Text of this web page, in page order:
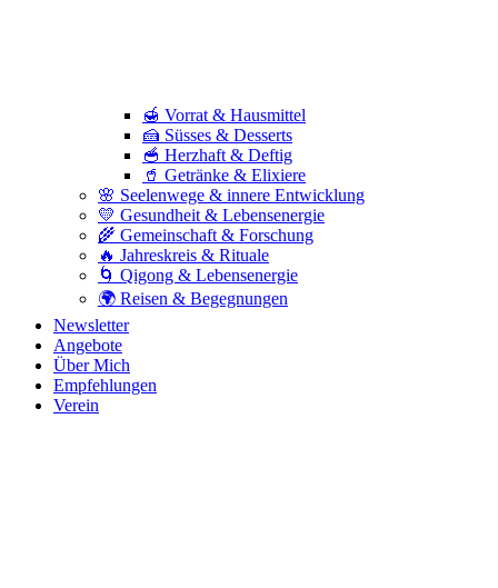
🍯 Vorrat & Hausmittel
🍰 Süsses & Desserts
🥣 Herzhaft & Deftig
🥤 Getränke & Elixiere
🌸 Seelenwege & innere Entwicklung
💛 Gesundheit & Lebensenergie
🌾 Gemeinschaft & Forschung
🔥 Jahreskreis & Rituale
🌀 Qigong & Lebensenergie
🌍 Reisen & Begegnungen
Newsletter
Angebote
Über Mich
Empfehlungen
Verein